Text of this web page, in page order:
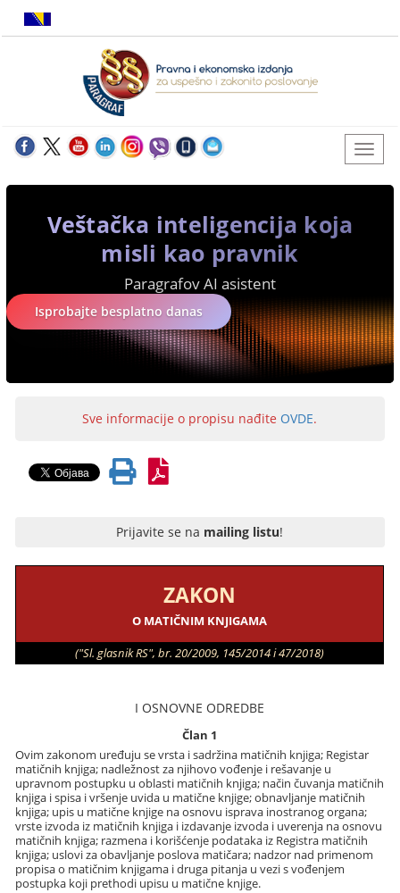
Veštačka inteligencija koja
misli kao pravnik
Paragrafov AI asistent
Isprobajte besplatno danas
Sve informacije o propisu nađite OVDE.
Prijavite se na mailing listu!
ZAKON
O MATIČNIM KNJIGAMA
("Sl. glasnik RS", br. 20/2009, 145/2014 i 47/2018)
I OSNOVNE ODREDBE
Član 1
Ovim zakonom uređuju se vrsta i sadržina matičnih knjiga; Registar
matičnih knjiga; nadležnost za njihovo vođenje i rešavanje u
upravnom postupku u oblasti matičnih knjiga; način čuvanja matičnih
knjiga i spisa i vršenje uvida u matične knjige; obnavljanje matičnih
knjiga; upis u matične knjige na osnovu isprava inostranog organa;
vrste izvoda iz matičnih knjiga i izdavanje izvoda i uverenja na osnovu
matičnih knjiga; razmena i korišćenje podataka iz Registra matičnih
knjiga; uslovi za obavljanje poslova matičara; nadzor nad primenom
propisa o matičnim knjigama i druga pitanja u vezi s vođenjem
postupka koji prethodi upisu u matične knjige.